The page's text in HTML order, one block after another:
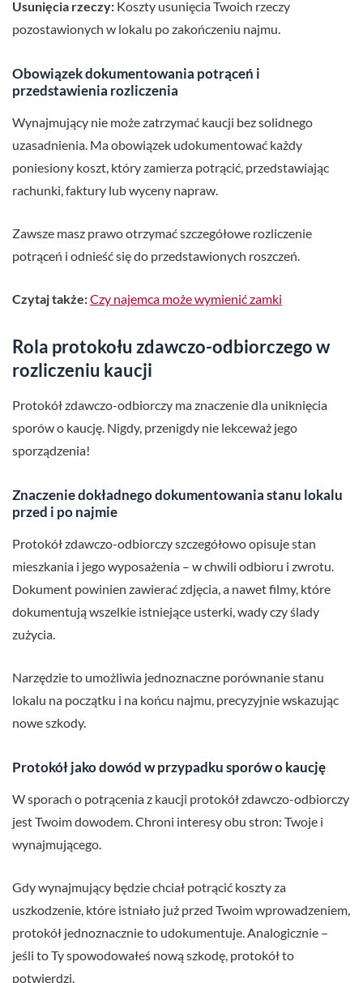
Usunięcia rzeczy: Koszty usunięcia Twoich rzeczy
pozostawionych w lokalu po zakończeniu najmu.
Obowiązek dokumentowania potrąceń i
przedstawienia rozliczenia
Wynajmujący nie może zatrzymać kaucji bez solidnego
uzasadnienia. Ma obowiązek udokumentować każdy
poniesiony koszt, który zamierza potrącić, przedstawiając
rachunki, faktury lub wyceny napraw.
Zawsze masz prawo otrzymać szczegółowe rozliczenie
potrąceń i odnieść się do przedstawionych roszczeń.
Czytaj także:Czy najemca może wymienić zamki
Rola protokołu zdawczo-odbiorczego w
rozliczeniu kaucji
Protokół zdawczo-odbiorczy ma znaczenie dla uniknięcia
sporów o kaucję. Nigdy, przenigdy nie lekceważ jego
sporządzenia!
Znaczenie dokładnego dokumentowania stanu lokalu
przed i po najmie
Protokół zdawczo-odbiorczy szczegółowo opisuje stan
mieszkania i jego wyposażenia – w chwili odbioru i zwrotu.
Dokument powinien zawierać zdjęcia, a nawet filmy, które
dokumentują wszelkie istniejące usterki, wady czy ślady
zużycia.
Narzędzie to umożliwia jednoznaczne porównanie stanu
lokalu na początku i na końcu najmu, precyzyjnie wskazując
nowe szkody.
Protokół jako dowód w przypadku sporów o kaucję
W sporach o potrącenia z kaucji protokół zdawczo-odbiorczy
jest Twoim dowodem. Chroni interesy obu stron: Twoje i
wynajmującego.
Gdy wynajmujący będzie chciał potrącić koszty za
uszkodzenie, które istniało już przed Twoim wprowadzeniem,
protokół jednoznacznie to udokumentuje. Analogicznie –
jeśli to Ty spowodowałeś nową szkodę, protokół to
potwierdzi.